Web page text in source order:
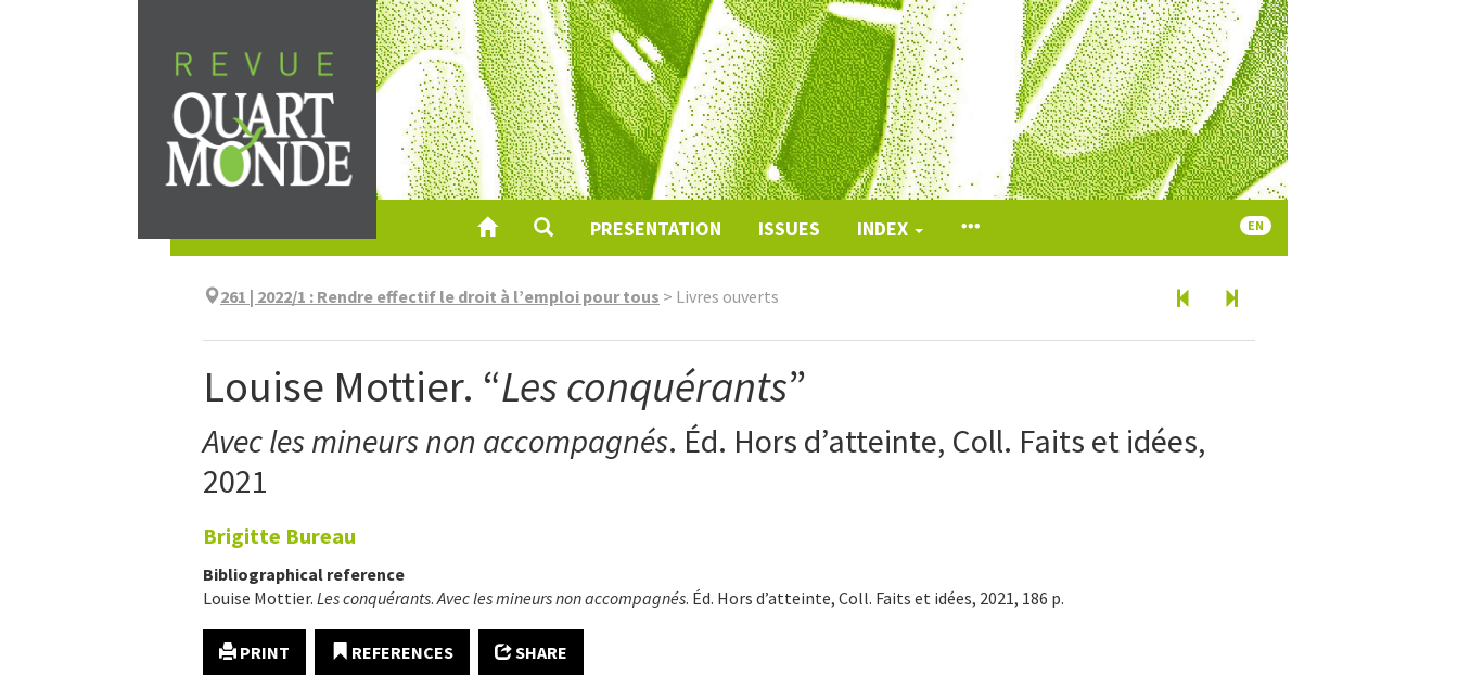
content
PRESENTATION ISSUES INDEX EN
261 | 2022/1 : Rendre effectif le droit à l’emploi pour tous > Livres ouverts
Louise Mottier. “Les conquérants”
Avec les mineurs non accompagnés. Éd. Hors d’atteinte, Coll. Faits et idées,
2021
Brigitte Bureau
Bibliographical reference
Louise Mottier. Les conquérants.Avec les mineurs non accompagnés. Éd. Hors d’atteinte, Coll. Faits et idées, 2021, 186 p.
PRINT REFERENCES SHARE